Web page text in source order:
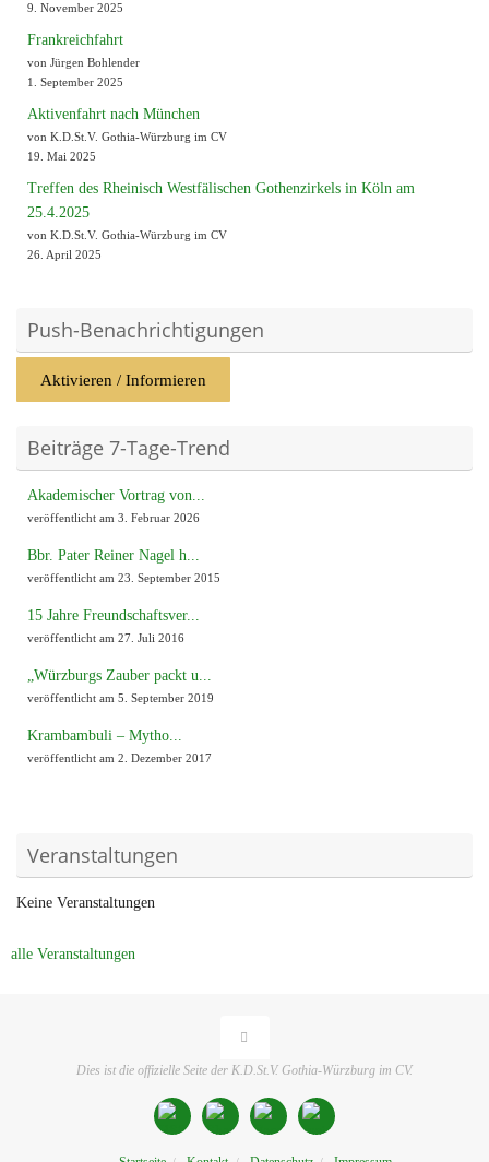
9. November 2025
Frankreichfahrt
von Jürgen Bohlender
1. September 2025
Aktivenfahrt nach München
von K.D.St.V. Gothia-Würzburg im CV
19. Mai 2025
Treffen des Rheinisch Westfälischen Gothenzirkels in Köln am
25.4.2025
von K.D.St.V. Gothia-Würzburg im CV
26. April 2025
Push-Benachrichtigungen
Aktivieren / Informieren
Beiträge 7-Tage-Trend
Akademischer Vortrag von...
veröffentlicht am 3. Februar 2026
Bbr. Pater Reiner Nagel h...
veröffentlicht am 23. September 2015
15 Jahre Freundschaftsver...
veröffentlicht am 27. Juli 2016
„Würzburgs Zauber packt u...
veröffentlicht am 5. September 2019
Krambambuli – Mytho...
veröffentlicht am 2. Dezember 2017
Veranstaltungen
Keine Veranstaltungen
alle Veranstaltungen
Dies ist die offizielle Seite der K.D.St.V. Gothia-Würzburg im CV.